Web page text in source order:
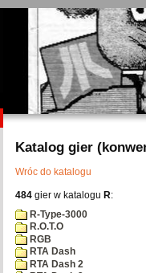
Katalog gier
Wróc do katalogu
484 gier w katalogu R:
R-Type-3000
R.O.T.O
RGB
RTA Dash
RTA Dash 2